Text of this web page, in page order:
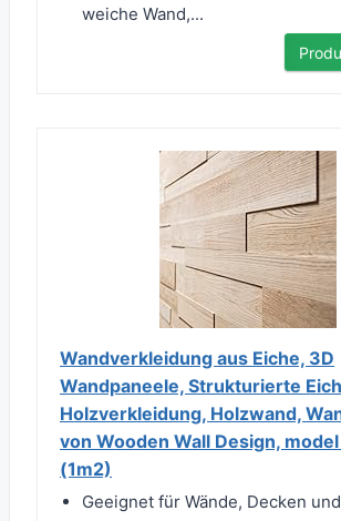
weiche Wand,...
Wandverkleidung aus Eiche, 3D
Wandpaneele, Strukturierte
Holzverkleidung, Holzwand,
von Wooden Wall Design, model
(1m2)
Geeignet für Wände, Decken